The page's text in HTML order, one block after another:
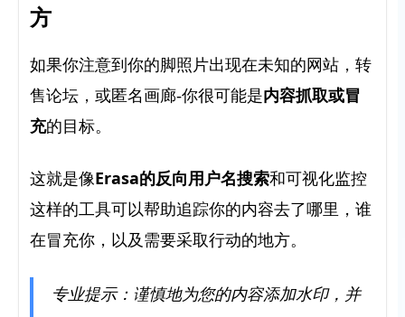
方
如果你注意到你的脚照片出现在未知的网站，转
售论坛，或匿名画廊-你很可能是内容抓取或冒
充的目标。
这就是像Erasa的反向用户名搜索和可视化监控
这样的工具可以帮助追踪你的内容去了哪里，谁
在冒充你，以及需要采取行动的地方。
专业提示：谨慎地为您的内容添加水印，并